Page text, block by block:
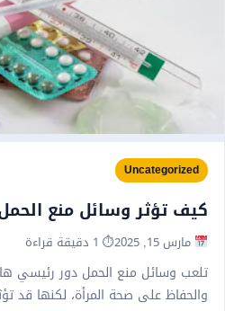
Uncategorized
كيف تؤثر وسائل منع
مارس 15, 2025 ⏱ 1 دقيقة قراءة
تلعب وسائل منع الحمل دور رئيسي
والحفاظ على صحة المرأة، لكنها قد